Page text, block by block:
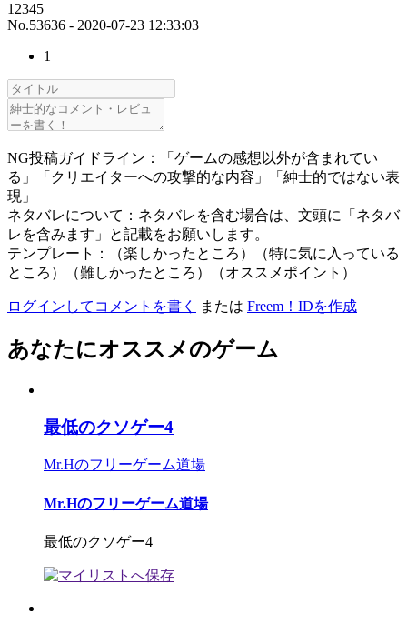
12345
No.53636 - 2020-07-23 12:33:03
1
NG投稿ガイドライン：「ゲームの感想以外が含まれてい
る」「クリエイターへの攻撃的な内容」「紳士的ではない表
現」
ネタバレについて：ネタバレを含む場合は、文頭に「ネタバ
レを含みます」と記載をお願いします。
テンプレート：（楽しかったところ）（特に気に入っている
ところ）（難しかったところ）（オススメポイント）
ログインしてコメントを書く または Freem！IDを作成
あなたにオススメのゲーム
最低のクソゲー4
Mr.Hのフリーゲーム道場
Mr.Hのフリーゲーム道場
最低のクソゲー4